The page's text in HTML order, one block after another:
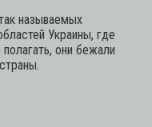
называемых
Украины, где
они бежали